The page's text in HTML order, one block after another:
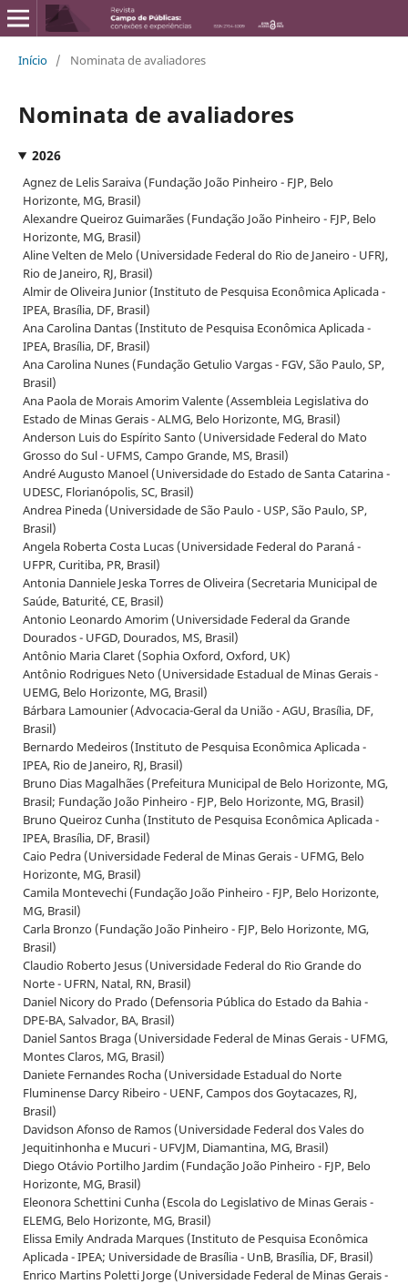
Início / Nominata de avaliadores
Nominata de avaliadores
2026
Agnez de Lelis Saraiva (Fundação João Pinheiro - FJP, Belo
Horizonte, MG, Brasil)
Alexandre Queiroz Guimarães (Fundação João Pinheiro - FJP, Belo
Horizonte, MG, Brasil)
Aline Velten de Melo (Universidade Federal do Rio de Janeiro - UFRJ,
Rio de Janeiro, RJ, Brasil)
Almir de Oliveira Junior (Instituto de Pesquisa Econômica Aplicada -
IPEA, Brasília, DF, Brasil)
Ana Carolina Dantas (Instituto de Pesquisa Econômica Aplicada -
IPEA, Brasília, DF, Brasil)
Ana Carolina Nunes (Fundação Getulio Vargas - FGV, São Paulo, SP,
Brasil)
Ana Paola de Morais Amorim Valente (Assembleia Legislativa do
Estado de Minas Gerais - ALMG, Belo Horizonte, MG, Brasil)
Anderson Luis do Espírito Santo (Universidade Federal do Mato
Grosso do Sul - UFMS, Campo Grande, MS, Brasil)
André Augusto Manoel (Universidade do Estado de Santa Catarina -
UDESC, Florianópolis, SC, Brasil)
Andrea Pineda (Universidade de São Paulo - USP, São Paulo, SP,
Brasil)
Angela Roberta Costa Lucas (Universidade Federal do Paraná -
UFPR, Curitiba, PR, Brasil)
Antonia Danniele Jeska Torres de Oliveira (Secretaria Municipal de
Saúde, Baturité, CE, Brasil)
Antonio Leonardo Amorim (Universidade Federal da Grande
Dourados - UFGD, Dourados, MS, Brasil)
Antônio Maria Claret (Sophia Oxford, Oxford, UK)
Antônio Rodrigues Neto (Universidade Estadual de Minas Gerais -
UEMG, Belo Horizonte, MG, Brasil)
Bárbara Lamounier (Advocacia-Geral da União - AGU, Brasília, DF,
Brasil)
Bernardo Medeiros (Instituto de Pesquisa Econômica Aplicada -
IPEA, Rio de Janeiro, RJ, Brasil)
Bruno Dias Magalhães (Prefeitura Municipal de Belo Horizonte, MG,
Brasil; Fundação João Pinheiro - FJP, Belo Horizonte, MG, Brasil)
Bruno Queiroz Cunha (Instituto de Pesquisa Econômica Aplicada -
IPEA, Brasília, DF, Brasil)
Caio Pedra (Universidade Federal de Minas Gerais - UFMG, Belo
Horizonte, MG, Brasil)
Camila Montevechi (Fundação João Pinheiro - FJP, Belo Horizonte,
MG, Brasil)
Carla Bronzo (Fundação João Pinheiro - FJP, Belo Horizonte, MG,
Brasil)
Claudio Roberto Jesus (Universidade Federal do Rio Grande do
Norte - UFRN, Natal, RN, Brasil)
Daniel Nicory do Prado (Defensoria Pública do Estado da Bahia -
DPE-BA, Salvador, BA, Brasil)
Daniel Santos Braga (Universidade Federal de Minas Gerais - UFMG,
Montes Claros, MG, Brasil)
Daniete Fernandes Rocha (Universidade Estadual do Norte
Fluminense Darcy Ribeiro - UENF, Campos dos Goytacazes, RJ,
Brasil)
Davidson Afonso de Ramos (Universidade Federal dos Vales do
Jequitinhonha e Mucuri - UFVJM, Diamantina, MG, Brasil)
Diego Otávio Portilho Jardim (Fundação João Pinheiro - FJP, Belo
Horizonte, MG, Brasil)
Eleonora Schettini Cunha (Escola do Legislativo de Minas Gerais -
ELEMG, Belo Horizonte, MG, Brasil)
Elissa Emily Andrada Marques (Instituto de Pesquisa Econômica
Aplicada - IPEA; Universidade de Brasília - UnB, Brasília, DF, Brasil)
Enrico Martins Poletti Jorge (Universidade Federal de Minas Gerais -